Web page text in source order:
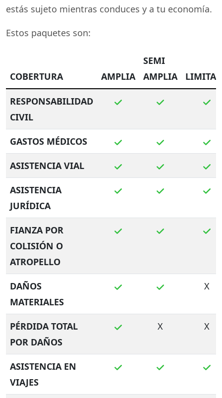
estás sujeto mientras conduces y a tu economía.
Estos paquetes son:
COBERTURA AMPLIA
SEMI
AMPLIA
RESPONSABILIDAD
CIVIL
GASTOS MÉDICOS
ASISTENCIA VIAL
ASISTENCIA
JURÍDICA
FIANZA POR
COLISIÓN O
ATROPELLO
DAÑOS
MATERIALES
X
PÉRDIDA TOTAL
POR DAÑOS
X X
ASISTENCIA EN
VIAJES